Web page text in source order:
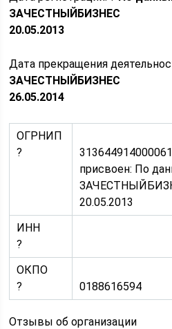
ЗАЧЕСТНЫЙБИЗНЕС
20.05.2013
Дата прекращения
ЗАЧЕСТНЫЙБИЗНЕС
26.05.2014
ОГРНИП
?
присвоен: По
20.05.2013
ИНН
?
ОКПО
?
0188616594
Отзывы об организации